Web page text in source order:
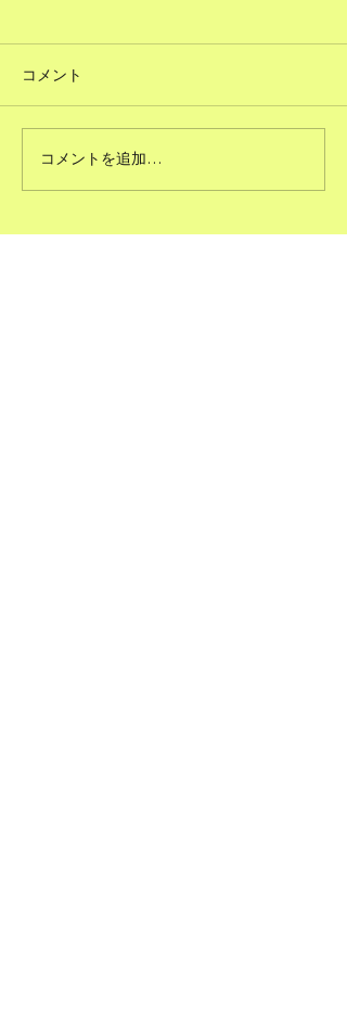
#51ただで人に頼むこと
コメント
コメントを追加…